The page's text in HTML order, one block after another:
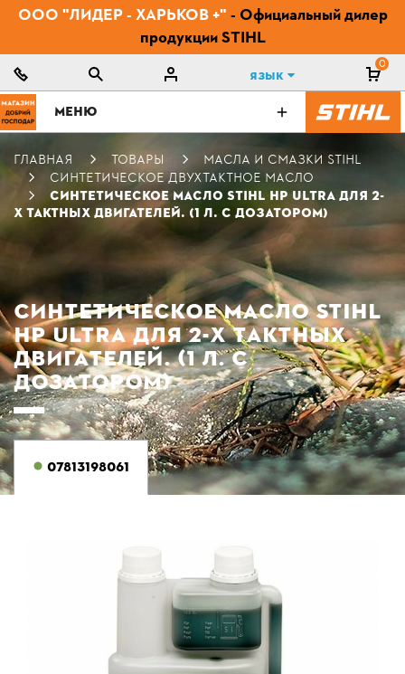
ООО "ЛИДЕР - ХАРЬКОВ +" - Официальный дилер
продукции STIHL
Язык
0
МЕНЮ
ГЛАВНАЯ ТОВАРЫ
МАСЛА И СМАЗКИ STIHL
СИНТЕТИЧЕСКОЕ ДВУХТАКТНОЕ МАСЛО
СИНТЕТИЧЕСКОЕ МАСЛО STIHL HP ULTRA ДЛЯ 2-
Х ТАКТНЫХ ДВИГАТЕЛЕЙ. (1 Л. С ДОЗАТОРОМ)
СИНТЕТИЧЕСКОЕ МАСЛО STIHL
HP ULTRA ДЛЯ 2-Х ТАКТНЫХ
ДВИГАТЕЛЕЙ. (1 Л. С
ДОЗАТОРОМ)
07813198061